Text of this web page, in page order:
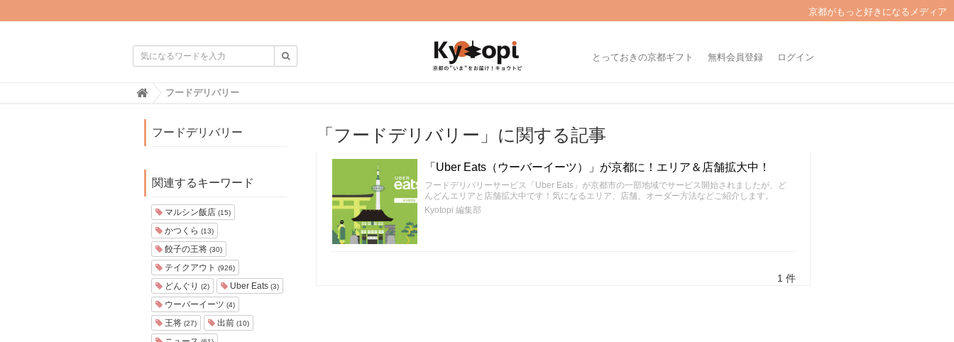
京都がもっと好きになるメディア
とっておきの京都ギフト 無料会員登録 ログイン
H
フードデリバリー
フードデリバリー
関連するキーワード
マルシン飯店 (15)
かつくら (13)
餃子の王将 (30)
テイクアウト (926)
どんぐり (2) Uber Eats (3)
ウーバーイーツ (4)
王将 (27) 出前 (10)
「フードデリバリー」に関する記事
「Uber Eats（ウーバーイーツ）」が京都に！エリア＆店舗拡大中！
フードデリバリーサービス「Uber Eats」が京都市の一部地域でサービス開始されましたが、ど
んどんエリアと店舗拡大中です！気になるエリア、店舗、オーダー方法などご紹介します。
Kyotopi 編集部
1 件